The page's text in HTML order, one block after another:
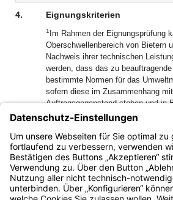
4. Eignungskriterien
1 Im Rahmen der Eignungsprüfung
Oberschwellenbereich von Bietern
Nachweis ihrer technischen
werden, dass das zu
bestimmte Normen für das
sofern diese im Zusammenhang
Auftragsgegenstand stehen und in
Umfang des beabsichtigten
Geeignete Nachweise sind eine
oder anderen europäischen oder
3Gleichwertige Nachweise müssen
Bayern.de